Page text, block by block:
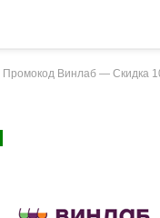
Промокод Винлаб — Скидка